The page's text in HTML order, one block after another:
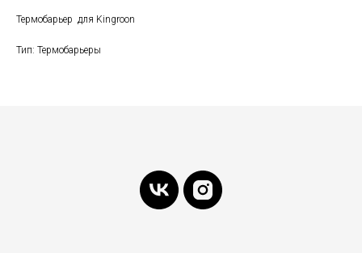
Термобарьер для Kingroon
Тип: Термобарьеры